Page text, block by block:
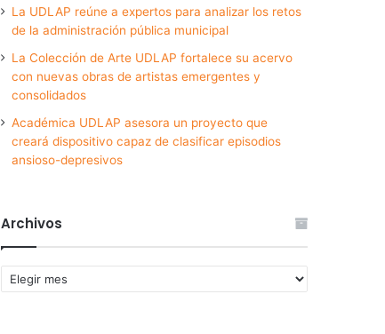
La UDLAP reúne a expertos para analizar los retos
de la administración pública municipal
La Colección de Arte UDLAP fortalece su acervo
con nuevas obras de artistas emergentes y
consolidados
Académica UDLAP asesora un proyecto que
creará dispositivo capaz de clasificar episodios
ansioso-depresivos
Archivos
Archivos